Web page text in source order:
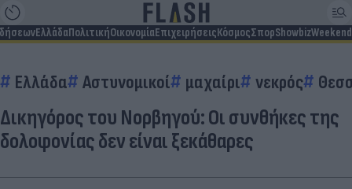
ΕλλάδαΠολιτικήΟικονομίαΕπιχειρήσειςΚόσμοςΣπορShowbizWeekend
Ελλάδα Αστυνομικοί μαχαίρι νεκρός
Δικηγόρος του Νορβηγού: Οι συνθήκες της
δολοφονίας δεν είναι ξεκάθαρες